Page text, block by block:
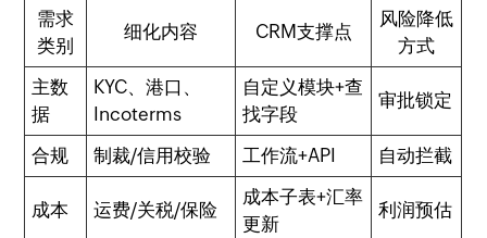
需求
类别
细化内容 CRM支撑点
风险降低
方式
主数
据
KYC、港口、
Incoterms
自定义模块+查
找字段
审批锁定
合规 制裁/信用校验 工作流+API 自动拦截
成本 运费/关税/保险
成本子表+汇率
更新
利润预估